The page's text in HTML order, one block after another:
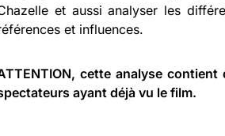
et aussi analyser les
et influences.
cette analyse
ayant déjà vu le film.